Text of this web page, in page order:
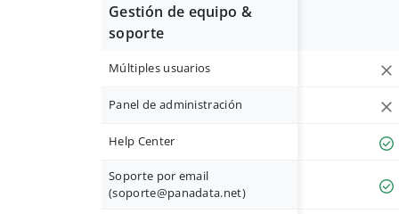
Gestión de equipo &
soporte
Múltiples usuarios
Panel de administración
Help Center
Soporte por email
(soporte@panadata.net)